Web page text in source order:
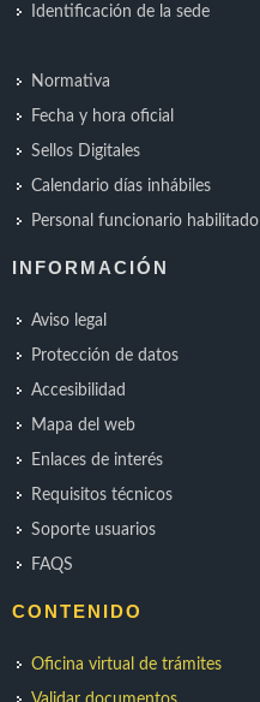
Identificación de la sede
Normativa
Fecha y hora oficial
Sellos Digitales
Calendario días inhábiles
Personal funcionario habilitado
INFORMACIÓN
Aviso legal
Protección de datos
Accesibilidad
Mapa del web
Enlaces de interés
Requisitos técnicos
Soporte usuarios
FAQS
CONTENIDO
Oficina virtual de trámites